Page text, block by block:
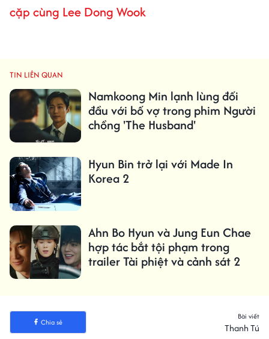
cặp cùng Lee Dong Wook
TIN LIÊN QUAN
Namkoong Min lạnh lùng đối
đầu với bố vợ trong phim Người
chồng 'The Husband'
Hyun Bin trở lại với Made In
Korea 2
Ahn Bo Hyun và Jung Eun Chae
hợp tác bắt tội phạm trong
trailer Tài phiệt và cảnh sát 2
Chia sẻ
Bài viết
Thanh Tú